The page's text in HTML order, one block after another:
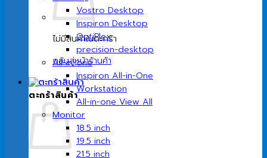
ไม่มีสินค้าในตะกร้า
กลับสู่หน้าร้านค้า
ตะกร้าสินค้า
Vostro Desktop
Inspiron Desktop
OptiPlex
precision-desktop
All-in-one
Inspiron All-in-One
Workstation
All-in-one View All
Monitor
18.5 inch
19.5 inch
21.5 inch